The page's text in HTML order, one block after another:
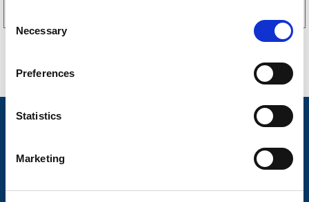
n
Necessary
Preferences
Statistics
Marketing
Nyheter